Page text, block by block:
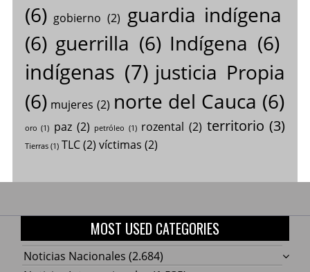
(6) gobierno (2) guardia indígena
(6) guerrilla (6) Indígena (6)
indígenas (7) justicia Propia
(6) mujeres (2) norte del Cauca (6)
oro (1) paz (2) petróleo (1) rozental (2) territorio (3)
Tierras(1) TLC(2) víctimas (2)
MOST USED CATEGORIES
Noticias Nacionales (2.684)